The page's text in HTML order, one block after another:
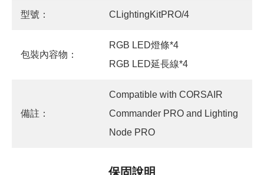
型號： CLightingKitPRO/4
包裝內容物：
RGB LED燈條*4
RGB LED延長線*4
備註：
Compatible with CORSAIR
Commander PRO and Lighting
Node PRO
保固說明